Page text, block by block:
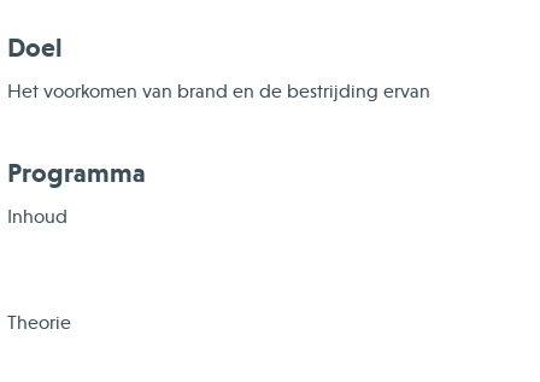
Doel
Het voorkomen van brand en de bestrijding ervan
Programma
Inhoud
Theorie